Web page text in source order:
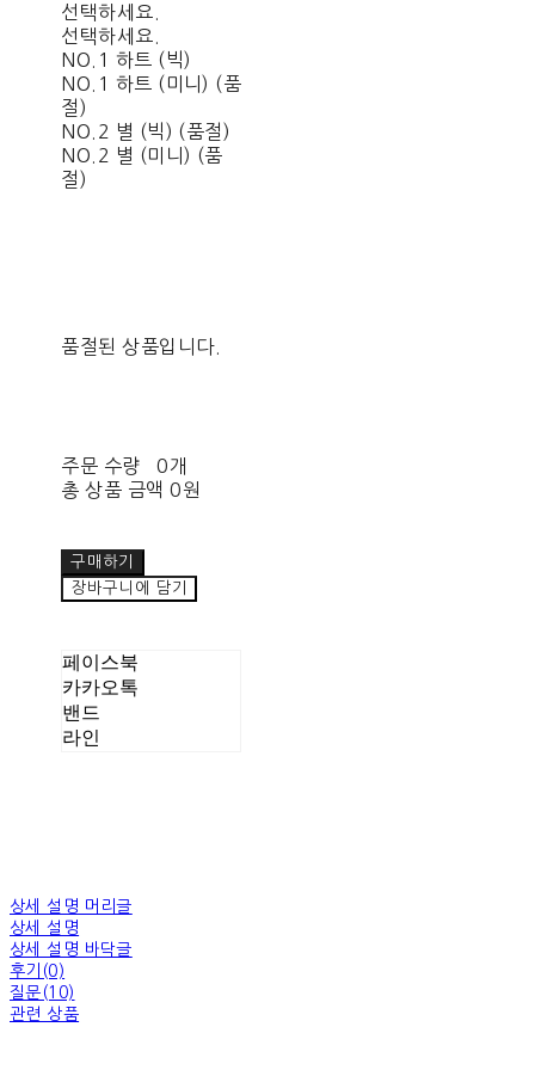
선택하세요.
선택하세요.
NO.1 하트 (빅)
NO.1 하트 (미니) (품
절)
NO.2 별 (빅) (품절)
NO.2 별 (미니) (품
절)
품절된 상품입니다.
주문 수량
0개
총 상품 금액 0원
구매하기
장바구니에 담기
페이스북
카카오톡
밴드
라인
상세 설명 머리글
상세 설명
상세 설명 바닥글
후기(0)
질문(10)
관련 상품